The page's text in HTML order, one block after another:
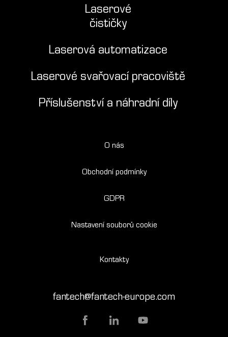
Laserové
čističky
Laserová automatizace
Laserové svařovací pracoviště
Příslušenství a náhradní díly
O nás
Obchodní podmínky
GDPR
Nastavení souborů cookie
Kontakty
fantech@fantech-europe.com